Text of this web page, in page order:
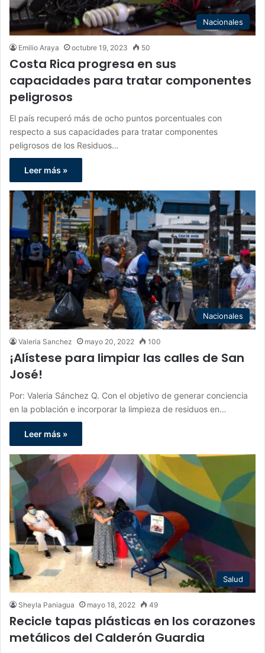
Nacionales
Emilio Araya octubre 19, 2023 50
Costa Rica progresa en sus
capacidades para tratar componentes
peligrosos
El país recuperó más de ocho puntos porcentuales con
respecto a sus capacidades para tratar componentes
peligrosos de los Residuos…
Leer más »
Nacionales
Valeria Sanchez mayo 20, 2022 100
¡Alístese para limpiar las calles de San
José!
Por: Valeria Sánchez Q. Con el objetivo de generar conciencia
en la población e incorporar la limpieza de residuos en…
Leer más »
Salud
Sheyla Paniagua mayo 18, 2022 49
Recicle tapas plásticas en los corazones
metálicos del Calderón Guardia